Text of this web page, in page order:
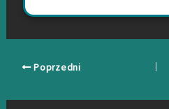
Poprzedni